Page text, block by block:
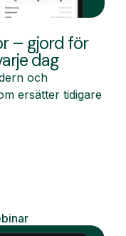
– gjord för
dag
och
ersätter tidigare